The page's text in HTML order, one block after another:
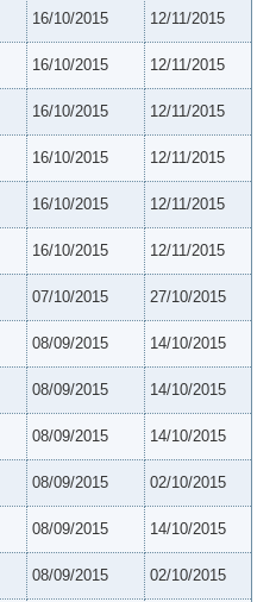
16/10/2015 12/11/2015
16/10/2015 12/11/2015
16/10/2015 12/11/2015
16/10/2015 12/11/2015
16/10/2015 12/11/2015
16/10/2015 12/11/2015
07/10/2015 27/10/2015
08/09/2015 14/10/2015
08/09/2015 14/10/2015
08/09/2015 14/10/2015
08/09/2015 02/10/2015
08/09/2015 14/10/2015
08/09/2015 02/10/2015